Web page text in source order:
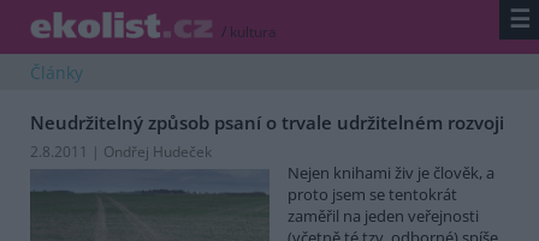
/ kultura ☰
Články
Neudržitelný způsob psaní o trvale udržitelném rozvoji
2.8.2011 | Ondřej Hudeček
Nejen knihami živ je člověk, a
proto jsem se tentokrát
zaměřil na jeden veřejnosti